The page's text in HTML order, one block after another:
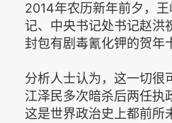
2014年农历新年前夕，
记、中央书记处书记赵洪
封包有剧毒氰化钾的贺年
分析人士认为，这一切很
江泽民多次暗杀后两任执
这是世界政治史上都前所